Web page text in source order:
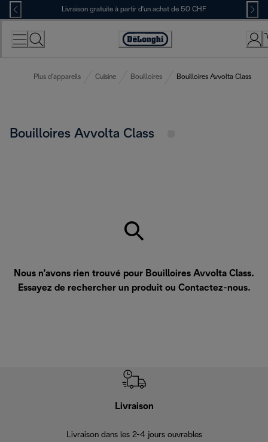
Skip
to
Content
Livraison gratuite à partir d'un achat de 50 CHF
Déclaration
Plus d'appareils Cuisine Bouilloires Bouilloires Avvolta Class
Bouilloires Avvolta Class
Nous n’avons rien trouvé pour Bouilloires Avvolta Class.
Essayez de rechercher un produit ou Contactez-nous.
Livraison
Livraison dans les 2-4 jours ouvrables